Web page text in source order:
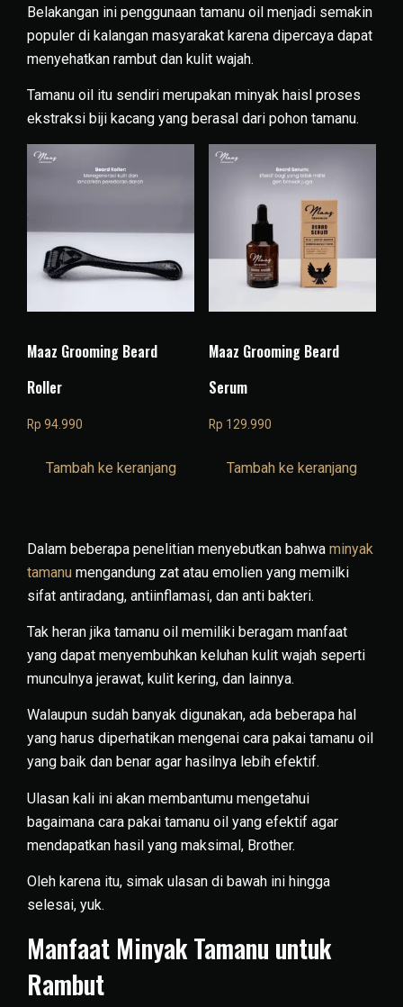
Belakangan ini penggunaan tamanu oil menjadi semakin
populer di kalangan masyarakat karena dipercaya dapat
menyehatkan rambut dan kulit wajah.
Tamanu oil itu sendiri merupakan minyak haisl proses
ekstraksi biji kacang yang berasal dari pohon tamanu.
Maaz Grooming Beard
Roller
Rp 94.990
Tambah ke keranjang
Maaz Grooming Beard
Serum
Rp 129.990
Tambah ke keranjang
Dalam beberapa penelitian menyebutkan bahwa minyak
tamanu mengandung zat atau emolien yang memilki
sifat antiradang, antiinflamasi, dan anti bakteri.
Tak heran jika tamanu oil memiliki beragam manfaat
yang dapat menyembuhkan keluhan kulit wajah seperti
munculnya jerawat, kulit kering, dan lainnya.
Walaupun sudah banyak digunakan, ada beberapa hal
yang harus diperhatikan mengenai cara pakai tamanu oil
yang baik dan benar agar hasilnya lebih efektif.
Ulasan kali ini akan membantumu mengetahui
bagaimana cara pakai tamanu oil yang efektif agar
mendapatkan hasil yang maksimal, Brother.
Oleh karena itu, simak ulasan di bawah ini hingga
selesai, yuk.
Manfaat Minyak Tamanu untuk
Rambut